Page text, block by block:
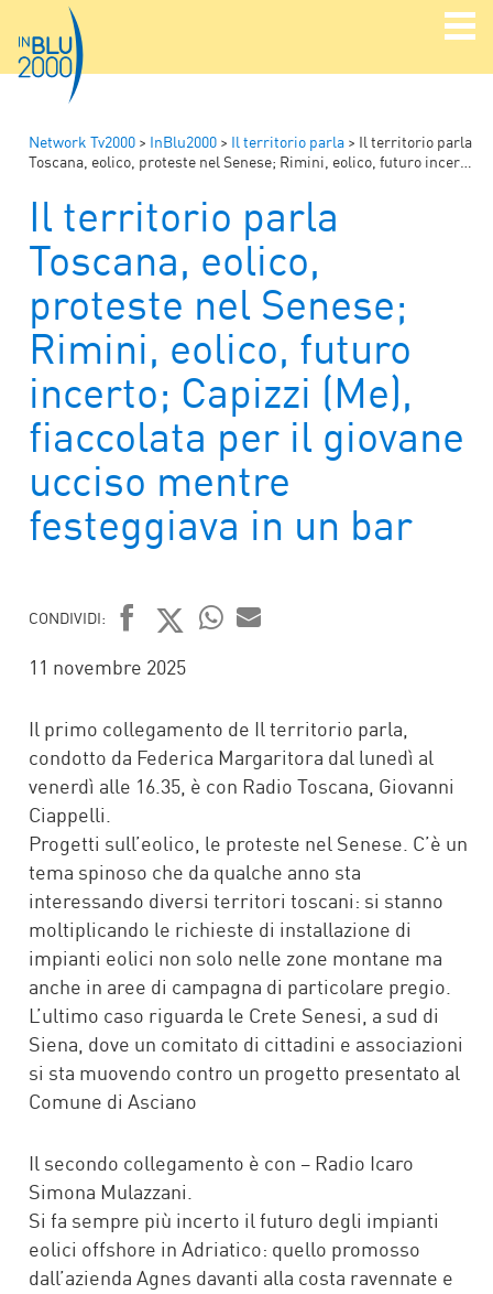
Network Tv2000 > InBlu2000 > Il territorio parla > Il territorio parla
Toscana, eolico, proteste nel Senese; Rimini, eolico, futuro incerto; Capizzi (Me), fiaccolata per il giovane ucciso mentre festeggiava in un bar
Il territorio parla
Toscana, eolico,
proteste nel Senese;
Rimini, eolico, futuro
incerto; Capizzi (Me),
fiaccolata per il giovane
ucciso mentre
festeggiava in un bar
CONDIVIDI:
FACEBOOK
TWITTER
11 novembre 2025
Il primo collegamento de Il territorio parla,
condotto da Federica Margaritora dal lunedì al
venerdì alle 16.35, è con Radio Toscana, Giovanni
Ciappelli.
Progetti sull’eolico, le proteste nel Senese. C’è un
tema spinoso che da qualche anno sta
interessando diversi territori toscani: si stanno
moltiplicando le richieste di installazione di
impianti eolici non solo nelle zone montane ma
anche in aree di campagna di particolare pregio.
L’ultimo caso riguarda le Crete Senesi, a sud di
Siena, dove un comitato di cittadini e associazioni
si sta muovendo contro un progetto presentato al
Comune di Asciano
Il secondo collegamento è con – Radio Icaro
Simona Mulazzani.
Si fa sempre più incerto il futuro degli impianti
eolici offshore in Adriatico: quello promosso
dall’azienda Agnes davanti alla costa ravennate e